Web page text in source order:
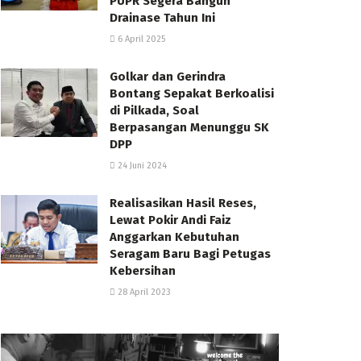
Drainase Tahun Ini
6 April 2025
Golkar dan Gerindra
Bontang Sepakat Berkoalisi
di Pilkada, Soal
Berpasangan Menunggu SK
DPP
24 Juni 2024
Realisasikan Hasil Reses,
Lewat Pokir Andi Faiz
Anggarkan Kebutuhan
Seragam Baru Bagi Petugas
Kebersihan
28 April 2023